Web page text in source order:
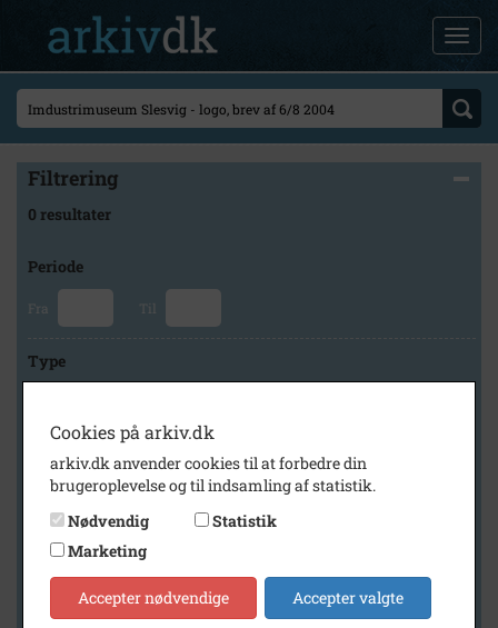
Filtrering
0 resultater
Periode
Fra Til
Type
Arkiv
Brødrene Grams historiske arkiv og museum
Cookies på arkiv.dk
arkiv.dk anvender cookies til at forbedre din
brugeroplevelse og til indsamling af statistik.
Nødvendig
Statistik
Marketing
Accepter nødvendige Accepter valgte